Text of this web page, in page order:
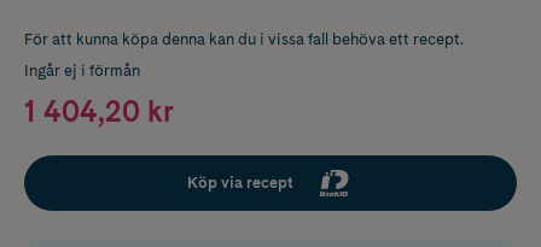
För att kunna köpa denna kan du i vissa fall behöva ett recept.
Ingår ej i förmån
1 404,20 kr
Köp via recept